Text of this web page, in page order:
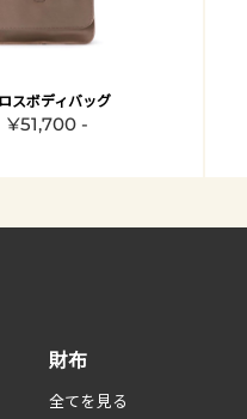
スボディバッグ
¥51,700 -
財布
全てを見る